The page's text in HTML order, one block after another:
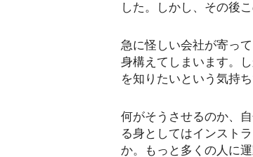
した。しかし、その後
急に怪しい会社が寄っ
身構えてしまいます。
を知りたいという気持
何がそうさせるのか、
る身としてはインスト
か。もっと多くの人に